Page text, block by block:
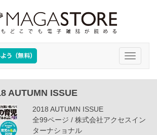
Toggle
AUTUMN ISSUE
2018 AUTUMN ISSUE
全99ページ / 株式会社アクセスイン
ターナショナル